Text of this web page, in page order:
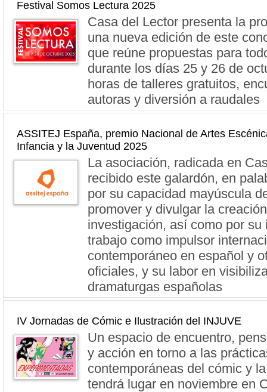
Festival Somos Lectura 2025
Casa del Lector presenta la
una nueva edición de este
que reúne propuestas para
durante los días 25 y 26 de
horas de talleres gratuitos,
autoras y diversión a raudales
ASSITEJ España, premio Nacional de Artes
Infancia y la Juventud 2025
La asociación, radicada en
recibido este galardón, en
por su capacidad mayúscula
promover y divulgar la
investigación, así como por su
trabajo como impulsor
contemporáneo en español y
oficiales, y su labor en
dramaturgas españolas
IV Jornadas de Cómic e Ilustración del INJUVE
Un espacio de encuentro,
y acción en torno a las
contemporáneas del cómic y
tendrá lugar en noviembre en